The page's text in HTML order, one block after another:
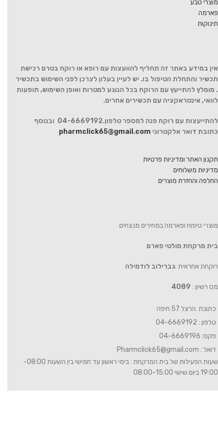
מוצרי טבע
פארמה
תינוקות
אין במידע באתר זה תחליף להוועצות עם רופא או רוקח בטרם רכישת
תכשיר והתחלת הטיפול בו. יש לעיין בעלון לצרכן לפני השימוש בתכשיר
. מומלץ להתייעץ עם הרוקח בכל הנוגע למטרות ואופן השימוש, תופעות
לוואי, אינטראקציה עם תכשירים אחרים.
להתייעצות עם רוקח פנה למספר טלפון.04-6669192 ובנוסף
כתובת דואר אלקטרוני pharmclick65@gmail.com
תקנון האתר ומדיניות פרטיות
מדיניות משלוחים
החלפה והחזרת מוצרים
מוצרי טיפוח ופארמה במחירים מנצחים
בית מרקחת מולטי פארם
רוקחת אחראית :גברילוב לודמילה
מס רשיון : 4089
כתובת :הרצל 57 חיפה
טלפון : 04-6669192
פקס: 04-6669196
דואל : Pharmclick65@gmail.com
שעות הפעילות של בית המרקחת : בימי ראשון עד חמישי בין השעות 08:00-
19:00 ביום שישי 08:00-15:00